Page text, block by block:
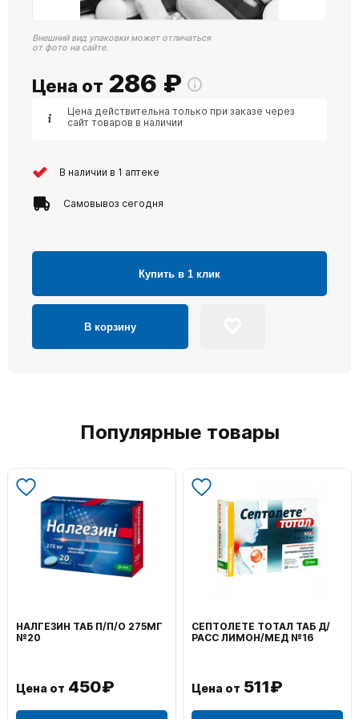
Внешний вид упаковки может отличаться
от фото на сайте.
Цена от 286 ₽
Цена действительна только при заказе через
сайт товаров в наличии
В наличии в 1 аптеке
Самовывоз сегодня
Купить в 1 клик
В корзину
Популярные товары
НАЛГЕЗИН ТАБ П/П/О 275МГ
№20
Цена от 450₽
СЕПТОЛЕТЕ ТОТАЛ ТАБ Д/
РАСС ЛИМОН/МЕД №16
Цена от 511₽